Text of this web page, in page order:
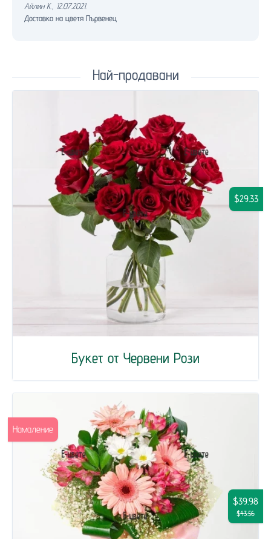
Айлин К.
12.07.2021.
Доставка на цветя Първенец
Най-продавани
Букет от Червени Рози
$29.33
$39.98
$43.56
Намаление